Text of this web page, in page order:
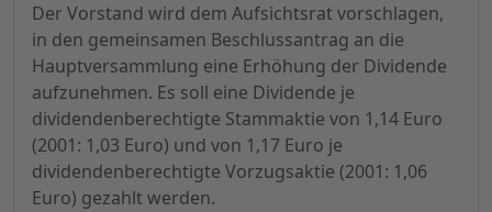
Der Vorstand wird dem Aufsichtsrat vorschlagen,
in den gemeinsamen Beschlussantrag an die
Hauptversammlung eine Erhöhung der Dividende
aufzunehmen. Es soll eine Dividende je
dividendenberechtigte Stammaktie von 1,14 Euro
(2001: 1,03 Euro) und von 1,17 Euro je
dividendenberechtigte Vorzugsaktie (2001: 1,06
Euro) gezahlt werden.